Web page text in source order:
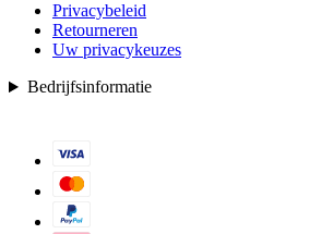
Privacybeleid
Retourneren
Uw privacykeuzes
Bedrijfsinformatie